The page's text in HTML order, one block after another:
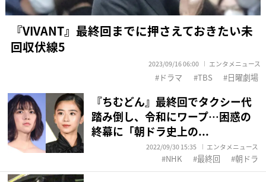
『VIVANT』最終回までに押さえておきたい未
回収伏線5
2023/09/16 06:00 エンタメニュース
ドラマ TBS 日曜劇場
『ちむどん』最終回でタクシー代
踏み倒し、令和にワープ…困惑の
終幕に「朝ドラ史上の...
2022/09/30 15:35 エンタメニュース
NHK 最終回 朝ドラ